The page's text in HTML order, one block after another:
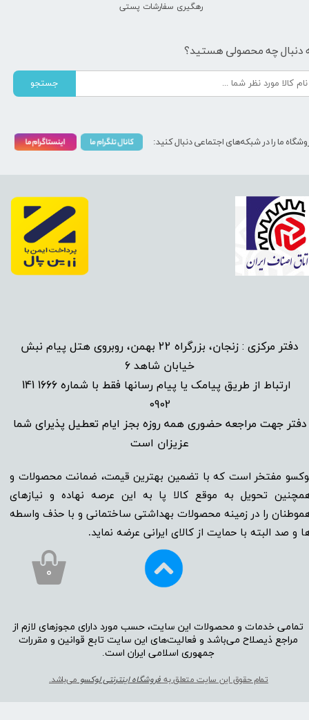
دفتر مرکزی : زنجان، بزرگراه 22 بهمن، روبروی هتل پیام نبش
خیابان شاهد 6
ارتباط از طریق پیامک یا پیام رسانها فقط با شماره
1666 141
0902
دفتر جهت مراجعه حضوری همه روزه بجز ایام تعطیل پذیرای شما
عزیزان است​​​​​​​
مفتخر است که با تضمین بهترین قیمت، ضمانت محصولات و
تحویل به موقع کالا پا به این عرصه نهاده و نیاز‌‌‌‌‌‌‌‌های
را در زمینه‌‌‌ محصولات بهداشتی ساختمانی و با حذف واسطه
و صد البته با حمایت از کالای ایرانی عرضه نماید.
تمامی خدمات و محصولات این سایت، حسب مورد دارای مجوز‌‌‌‌های لازم از
مراجع ذیصلاح می‌باشد و فعالیت‌‌‌‌های این سایت تابع قوانین و مقررات
جمهوری اسلامی ایران است.​​​​​​​
تمام حقوق این سایت متعلق بهفروشگاه اینترنتی لوکسومی‌باشد.
رهگیری سفارشات پستی
دنبال چه محصولی هستید؟
جستجو
ما را در شبکه‌های اجتماعی دنبال کنید:
۰